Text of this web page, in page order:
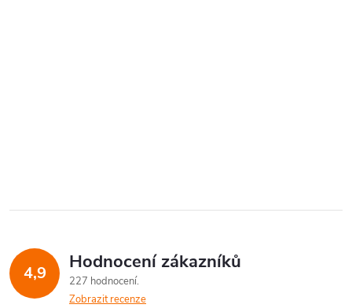
4,9 Hodnocení zákazníků
227 hodnocení
Zobrazit recenze